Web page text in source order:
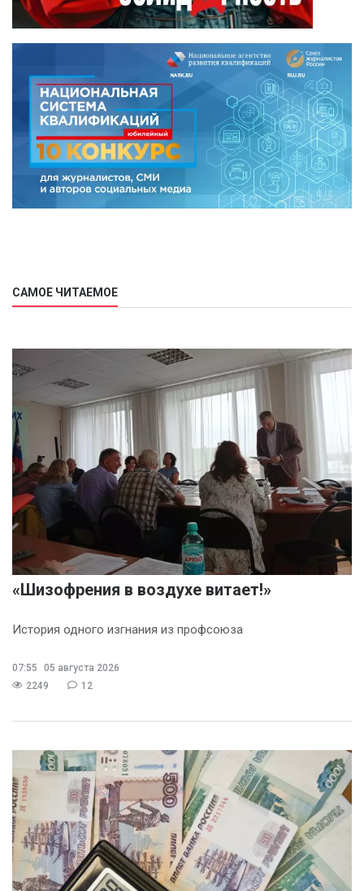
САМОЕ ЧИТАЕМОЕ
«Шизофрения в воздухе витает!»
История одного изгнания из профсоюза
07:55
05 августа 2026
2249
12